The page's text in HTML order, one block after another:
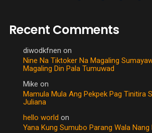
Recent Comments
diwodkfnen on
Nine Na Tiktoker Na Magaling
Magaling Din Pala Tumuwad
Mike on
Mamula Mula Ang Pekpek Pag Tinitira
Juliana
hello world on
Yana Kung Sumubo Parang Wala Nang